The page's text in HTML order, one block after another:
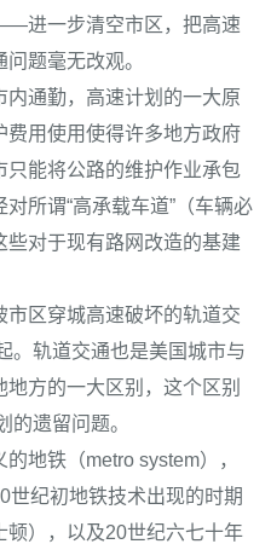
进一步清空市区，把高速
题毫无改观。
通勤，高速计划的一大原
费用使用使得许多地方政府
只能将公路的维护作业承包
所谓“高承载车道”（车辆必
对于现有路网改造的基建
市区穿城高速破坏的轨道交
。轨道交通也是美国城市与
方的一大区别，这个区别
的遗留问题。
地铁（metro system），
纪初地铁技术出现的时期
顿），以及20世纪六七十年